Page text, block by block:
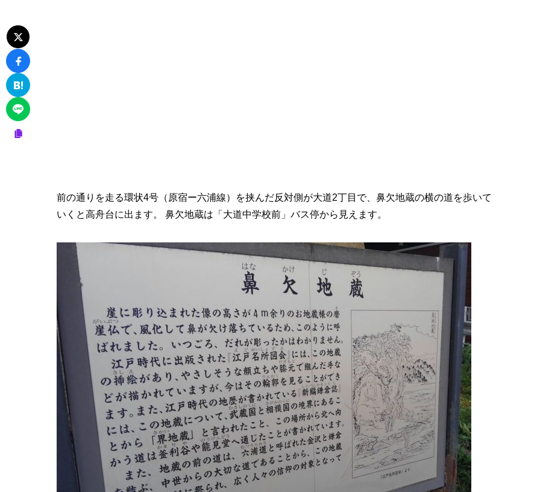
前の通りを走る環状4号（原宿ー六浦線）を挟んだ反対側が大道2丁目で、鼻欠地蔵の横の道を歩いて
いくと高舟台に出ます。 鼻欠地蔵は「大道中学校前」バス停から見えます。